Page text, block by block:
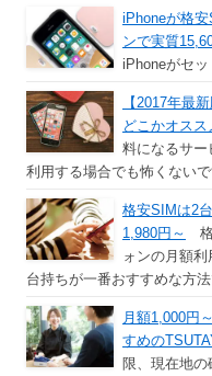
iPhoneが格
ンで実質
iPhoneがセッ
【2017年最
どこかオスス
料になるサー
利用する場合でも怖くないで
格安SIMは2
1,980円～
格
ォンの月額
台持ちが一番おすすめな方法
月額1,000円
すめの
限、現在地